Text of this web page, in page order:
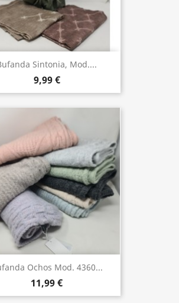
Sintonia, Mod....
9,99 €
Ochos Mod. 4360...
11,99 €